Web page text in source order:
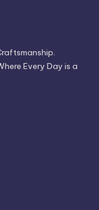
Every Day is a